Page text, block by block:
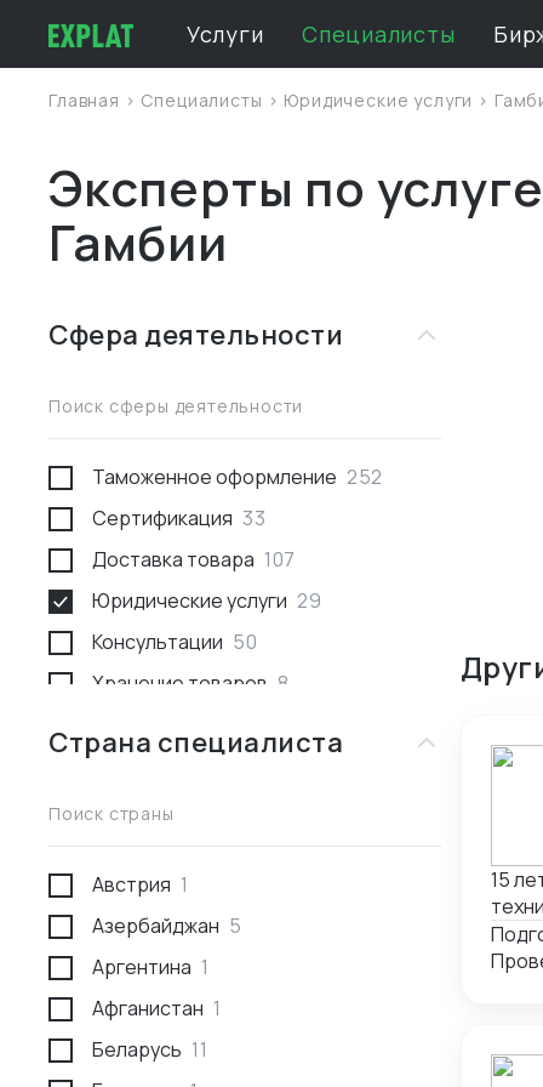
Услуги Специалисты
Главная > Специалисты > Юридические услуги >
Эксперты по
Гамбии
Сфера деятельности
Поиск сферы деятельности
Таможенное оформление 252
Сертификация 33
Доставка товара 107
Юридические услуги 29
Консультации 50
Хранение товаров 8
Проведение переговоров
Сотрудники за границей 9
Разработка и производство
Проверка поставщика
Участие в выставках
Анализ рынка
Консалтинг по интеллектуальной
собственности
Страна специалиста
Поиск страны
Австрия 1
Азербайджан 5
Аргентина 1
Афганистан 1
Беларусь 11
15
подбором